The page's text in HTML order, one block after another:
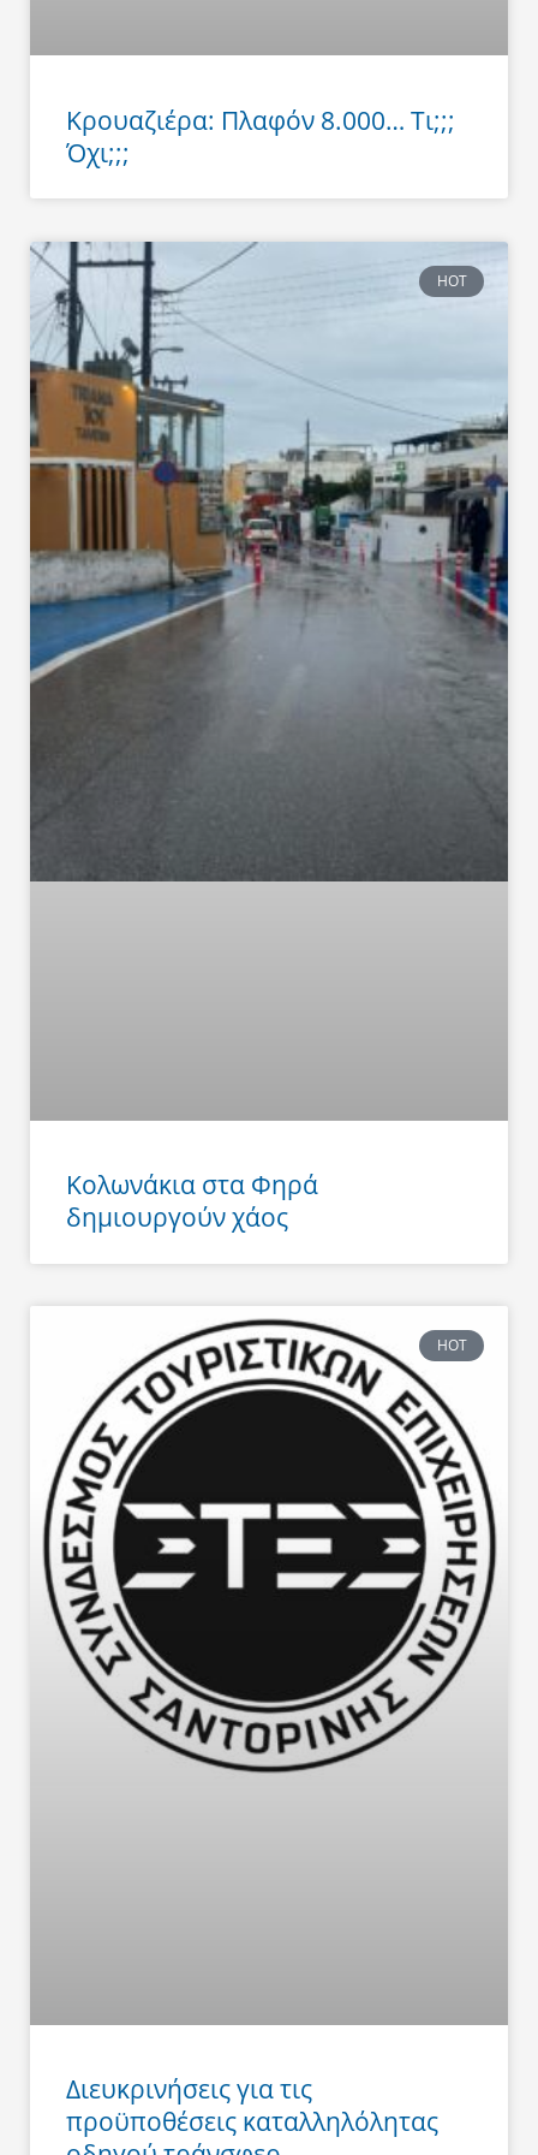
Κρουαζιέρα: Πλαφόν 8.000… Τι;;;
Όχι;;;
HOT
Κολωνάκια στα Φηρά
δημιουργούν χάος
HOT
Διευκρινήσεις για τις
προϋποθέσεις καταλληλόλητας